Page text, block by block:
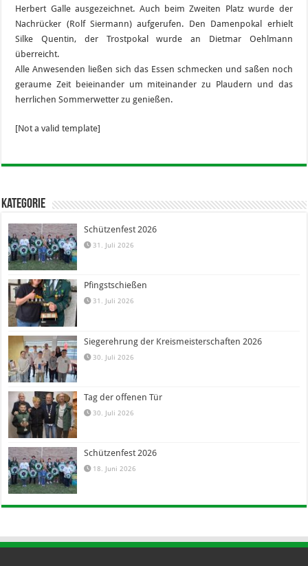
Herbert Galle ausgezeichnet. Auch beim Zweiten Platz wurde der
Nachrücker (Rolf Siermann) aufgerufen. Den Damenpokal erhielt
Silke Quentin, der Trostpokal wurde an Dietmar Oehlmann
überreicht.
Alle Anwesenden ließen sich das Essen schmecken und saßen noch
geraume Zeit beieinander um miteinander zu Plaudern und das
herrlichen Sommerwetter zu genießen.
[Not a valid template]
Kategorie
Schützenfest 2026
31. Juli 2026
Pfingstschießen
31. Juli 2026
Siegerehrung der Kreismeisterschaften 2026
30. Juli 2026
Tag der offenen Tür
30. Juli 2026
Schützenfest 2026
18. Juni 2026